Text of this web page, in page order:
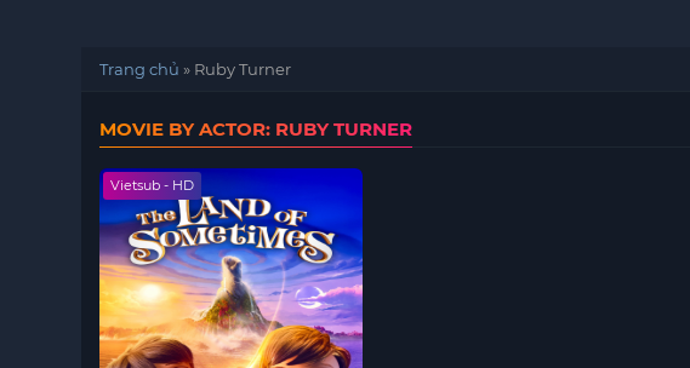
Trang chủ » Ruby Turner
MOVIE BY ACTOR: RUBY TURNER
Vietsub - HD